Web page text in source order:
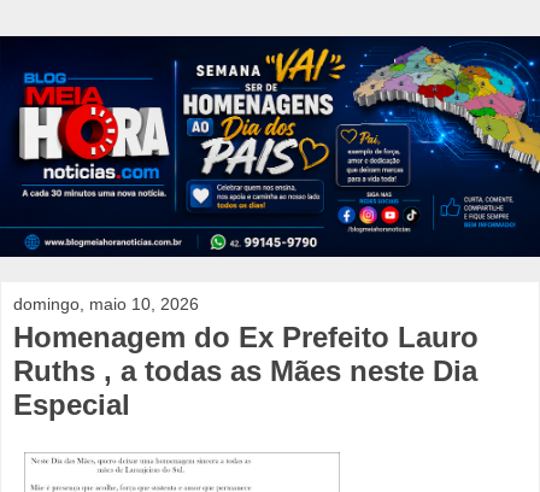
domingo, maio 10, 2026
Homenagem do Ex Prefeito Lauro
Ruths , a todas as Mães neste Dia
Especial